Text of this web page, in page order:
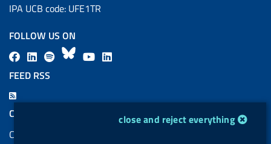
cookie management moduleclose and reject everything
IPA UCB code: UFE1TR
FOLLOW US ON
F
a
e
L
i
k
e
B
e
Y
t
k
FEED RSS
COOKIES
Cookie management